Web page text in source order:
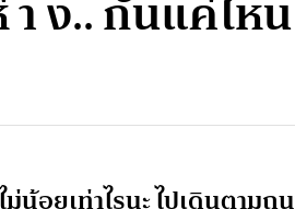
น้อยเท่าไรนะ ไปเดินตาม